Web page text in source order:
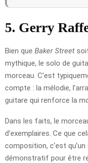
5. Gerry
Bien que Baker Street
mythique, le solo de
morceau. C’est
compte : la mélodie,
guitare qui renforce la
Dans les faits, le
d’exemplaires. Ce que
composition, c’est qu’un
démonstratif pour être